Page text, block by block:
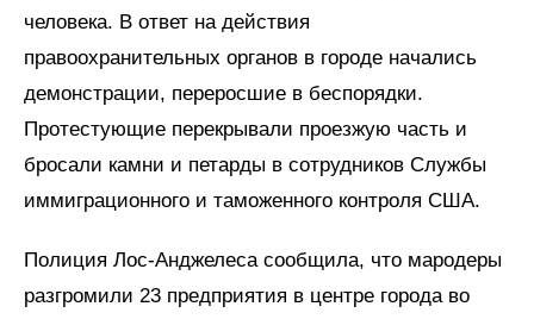
человека. В ответ на действия
правоохранительных органов в городе начались
демонстрации, переросшие в беспорядки.
Протестующие перекрывали проезжую часть и
бросали камни и петарды в сотрудников Службы
иммиграционного и таможенного контроля США.
Полиция Лос-Анджелеса сообщила, что мародеры
разгромили 23 предприятия в центре города во